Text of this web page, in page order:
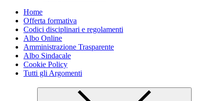
Home
Offerta formativa
Codici disciplinari e regolamenti
Albo Online
Amministrazione Trasparente
Albo Sindacale
Cookie Policy
Tutti gli Argomenti